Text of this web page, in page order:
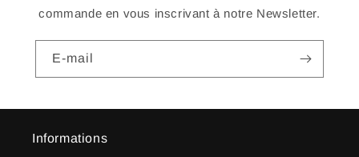
commande en vous inscrivant à notre Newsletter.
E-mail
Informations